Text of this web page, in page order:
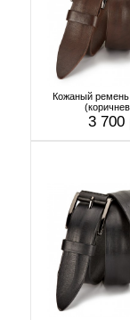
Кожаный
3 700